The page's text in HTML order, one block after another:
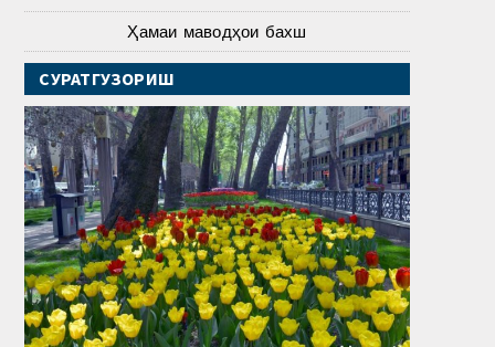
Ҳамаи маводҳои бахш
СУРАТГУЗОРИШ